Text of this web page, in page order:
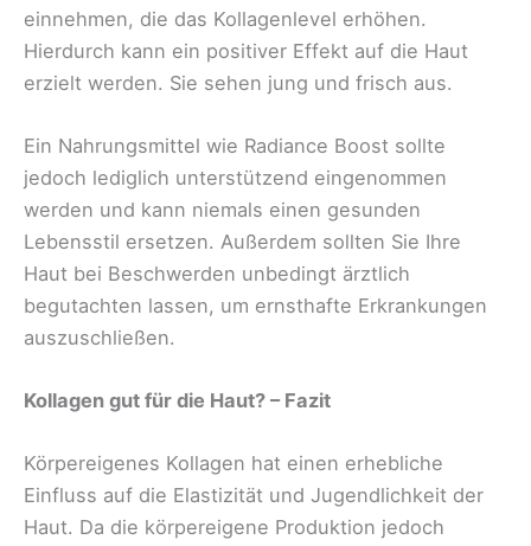
einnehmen, die das Kollagenlevel erhöhen.
Hierdurch kann ein positiver Effekt auf die Haut
erzielt werden. Sie sehen jung und frisch aus.
Ein Nahrungsmittel wie Radiance Boost sollte
jedoch lediglich unterstützend eingenommen
werden und kann niemals einen gesunden
Lebensstil ersetzen. Außerdem sollten Sie Ihre
Haut bei Beschwerden unbedingt ärztlich
begutachten lassen, um ernsthafte Erkrankungen
auszuschließen.
Kollagen gut für die Haut? – Fazit
Körpereigenes Kollagen hat einen erhebliche
Einfluss auf die Elastizität und Jugendlichkeit der
Haut. Da die körpereigene Produktion jedoch